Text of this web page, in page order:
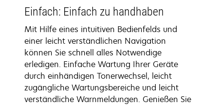
Einfach: Einfach zu handhaben
Mit Hilfe eines intuitiven Bedienfelds und
einer leicht verständlichen Navigation
können Sie schnell alles Notwendige
erledigen. Einfache Wartung Ihrer Geräte
durch einhändigen Tonerwechsel, leicht
zugängliche Wartungsbereiche und leicht
verständliche Warnmeldungen. Genießen Sie